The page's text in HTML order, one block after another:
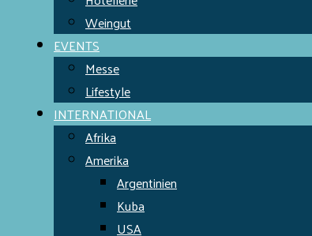
Weingut
EVENTS
Messe
Lifestyle
INTERNATIONAL
Afrika
Amerika
Argentinien
Kuba
USA